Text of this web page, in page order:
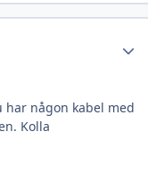
har någon kabel med
Kolla